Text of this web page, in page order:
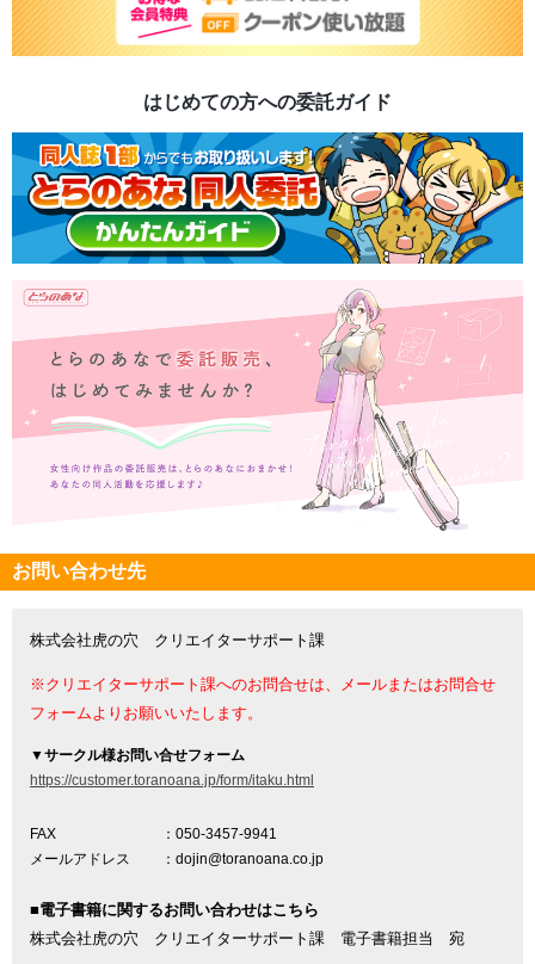
はじめての方への委託ガイド
お問い合わせ先
株式会社虎の穴 クリエイターサポート課
※クリエイターサポート課へのお問合せは、メールまたはお問合せ
フォームよりお願いいたします。
▼サークル様お問い合せフォーム
https://customer.toranoana.jp/form/itaku.html
FAX
：050-3457-9941
メールアドレス
：dojin@toranoana.co.jp
■電子書籍に関するお問い合わせはこちら
株式会社虎の穴 クリエイターサポート課 電子書籍担当 宛